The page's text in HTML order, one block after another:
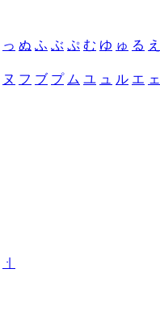
っ ぬ ふ ぶ ぷ む ゆ ゅ る え
ヌ フ ブ プ ム ユ ュ ル エ ェ
ㆎ